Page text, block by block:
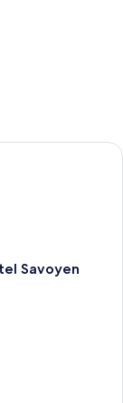
Savoyen
Vienna